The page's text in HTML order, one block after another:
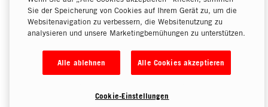
Sie der Speicherung von Cookies auf Ihrem Gerät zu, um die
Websitenavigation zu verbessern, die Websitenutzung zu
analysieren und unsere Marketingbemühungen zu unterstützen.
Alle ablehnen Alle Cookies akzeptieren
Cookie-Einstellungen